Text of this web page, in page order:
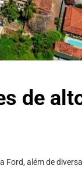
de
Ford, além de